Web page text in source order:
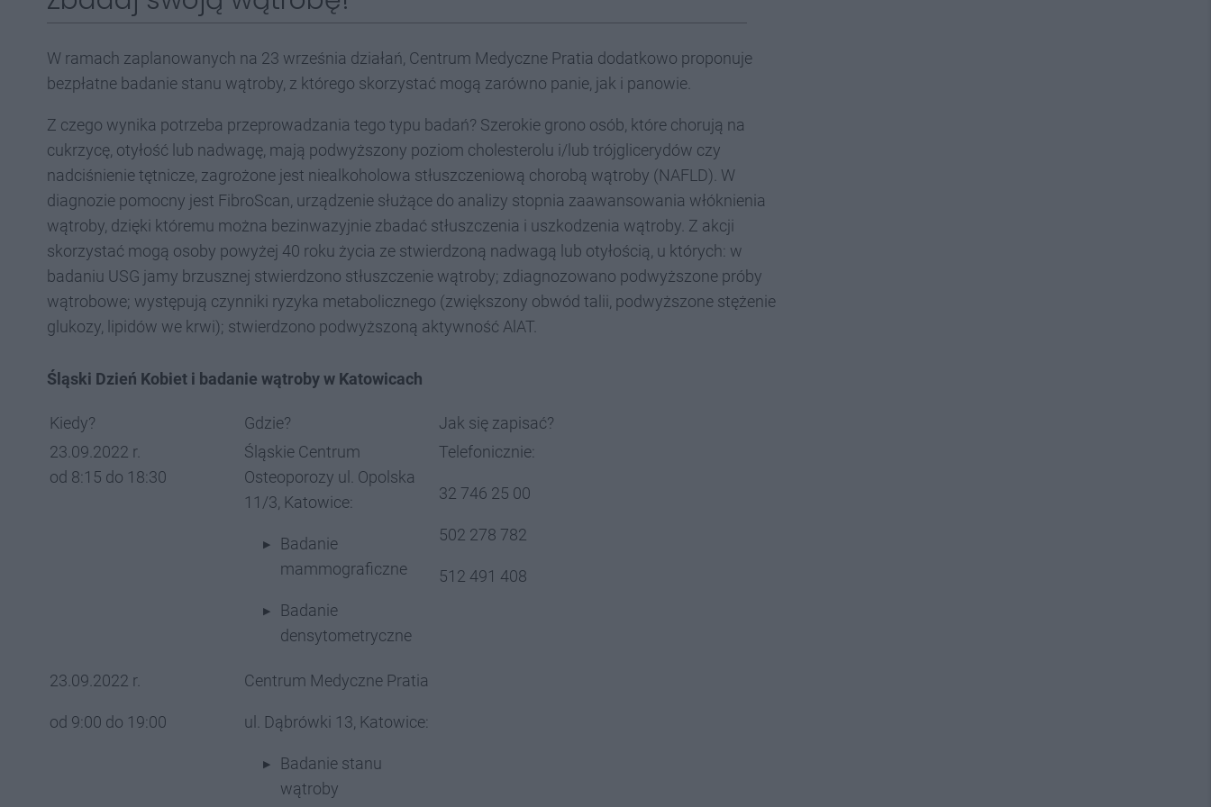
W ramach zaplanowanych na 23 września działań, Centrum Medyczne Pratia dodatkowo proponuje
bezpłatne badanie stanu wątroby, z którego skorzystać mogą zarówno panie, jak i panowie.
Z czego wynika potrzeba przeprowadzania tego typu badań? Szerokie grono osób, które chorują na
cukrzycę, otyłość lub nadwagę, mają podwyższony poziom cholesterolu i/lub trójglicerydów czy
nadciśnienie tętnicze, zagrożone jest niealkoholowa stłuszczeniową chorobą wątroby (NAFLD). W
diagnozie pomocny jest FibroScan, urządzenie służące do analizy stopnia zaawansowania włóknienia
wątroby, dzięki któremu można bezinwazyjnie zbadać stłuszczenia i uszkodzenia wątroby. Z akcji
skorzystać mogą osoby powyżej 40 roku życia ze stwierdzoną nadwagą lub otyłością, u których: w
badaniu USG jamy brzusznej stwierdzono stłuszczenie wątroby; zdiagnozowano podwyższone próby
wątrobowe; występują czynniki ryzyka metabolicznego (zwiększony obwód talii, podwyższone stężenie
glukozy, lipidów we krwi); stwierdzono podwyższoną aktywność AlAT.
Śląski Dzień Kobiet i badanie wątroby w Katowicach
Kiedy? Gdzie?
Jak się zapisać?
23.09.2022 r.
od 8:15 do 18:30
Śląskie Centrum
Osteoporozy ul. Opolska
11/3, Katowice:
Badanie
mammograficzne
Badanie
densytometryczne
Telefonicznie:
32 746 25 00
502 278 782
512 491 408
23.09.2022 r.
od 9:00 do 19:00
Centrum Medyczne Pratia
ul. Dąbrówki 13, Katowice:
Badanie stanu
wątroby